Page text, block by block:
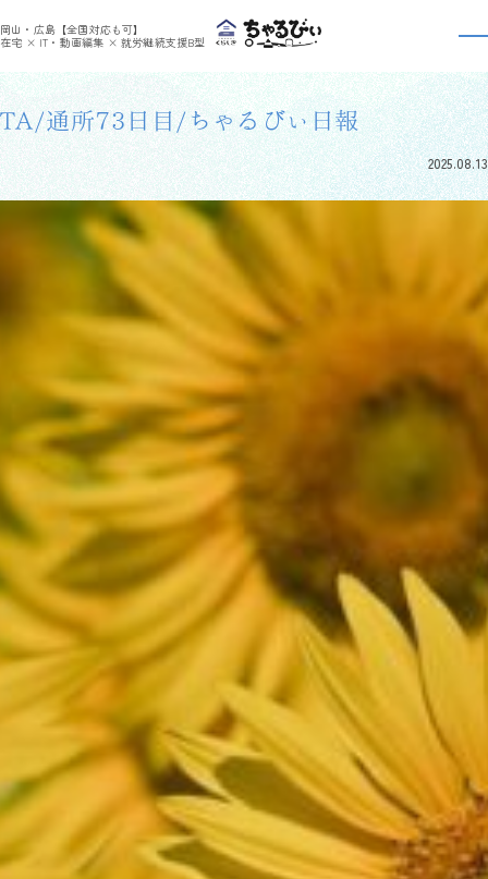
岡山・広島【全国対応も可】
在宅 × IT・動画編集 × 就労継続支援B型
利用者さんの日報 >
利用者さんの日報
TA/通所73日目/ちゃるびぃ日報
2025.08.13